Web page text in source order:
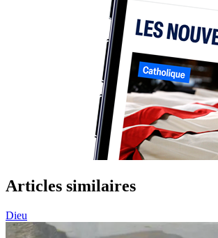
Articles similaires
Dieu